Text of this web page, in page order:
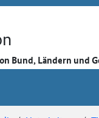
Bund, Ländern und